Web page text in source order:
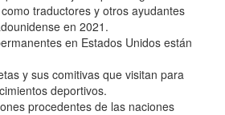
traductores y otros ayudantes
en 2021.
en Estados Unidos están
y sus comitivas que visitan para
deportivos.
procedentes de las naciones